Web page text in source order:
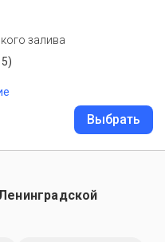
залива
Выбрать